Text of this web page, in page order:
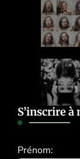
S’inscrire
Prénom: